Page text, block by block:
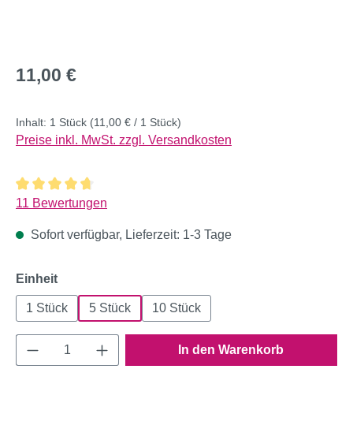
Regulärer Preis:
11,00 €
Inhalt: 1 Stück (11,00 € / 1 Stück)
Preise inkl. MwSt. zzgl. Versandkosten
Durchschnittliche Bewertung von 4.82 von 5 Sternen
11 Bewertungen
Sofort verfügbar, Lieferzeit: 1-3 Tage
Einheitauswählen
1 Stück 5 Stück 10 Stück
Produkt Anzahl: Gib den gewünschten
In den Warenkorb